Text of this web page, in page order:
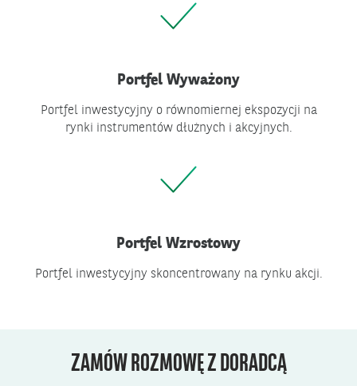
Portfel Wyważony
Portfel inwestycyjny o równomiernej ekspozycji na
rynki instrumentów dłużnych i akcyjnych.
Portfel Wzrostowy
Portfel inwestycyjny skoncentrowany na rynku akcji.
ZAMÓW ROZMOWĘ Z DORADCĄ